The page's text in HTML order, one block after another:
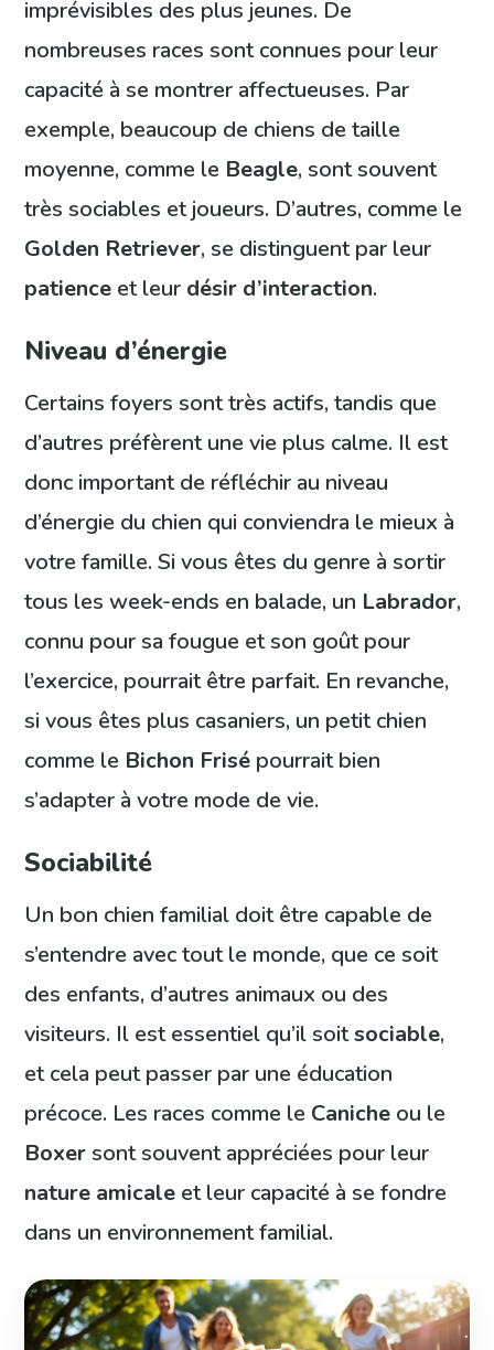
imprévisibles des plus jeunes. De
nombreuses races sont connues pour leur
capacité à se montrer affectueuses. Par
exemple, beaucoup de chiens de taille
moyenne, comme le Beagle, sont souvent
très sociables et joueurs. D’autres, comme le
Golden Retriever, se distinguent par leur
patience et leur désir d’interaction.
Niveau d’énergie
Certains foyers sont très actifs, tandis que
d’autres préfèrent une vie plus calme. Il est
donc important de réfléchir au niveau
d’énergie du chien qui conviendra le mieux à
votre famille. Si vous êtes du genre à sortir
tous les week-ends en balade, un Labrador,
connu pour sa fougue et son goût pour
l’exercice, pourrait être parfait. En revanche,
si vous êtes plus casaniers, un petit chien
comme le Bichon Frisé pourrait bien
s’adapter à votre mode de vie.
Sociabilité
Un bon chien familial doit être capable de
s’entendre avec tout le monde, que ce soit
des enfants, d’autres animaux ou des
visiteurs. Il est essentiel qu’il soitsociable,
et cela peut passer par une éducation
précoce. Les races comme le Caniche ou le
Boxer sont souvent appréciées pour leur
nature amicale et leur capacité à se fondre
dans un environnement familial.